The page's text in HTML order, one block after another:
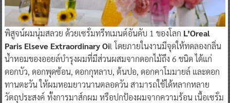
พิสูจน์ผมนุ่มสลวย ด้วยเซรั่มทรีทเมนต์อันดับ 1 ของโลก L’Oreal
Paris Elseve Extraordinary Oil โดยภายในงานมีจุดให้ทดลองกลิ่น
น้ำหอมของออยล์บำรุงผมที่มีส่วนผสมจากดอกไม้ถึง 6 ชนิด ได้แก่
ดอกบัว, ดอกพุดซ้อน, ดอกกุหลาบ, ต้นปอ, ดอกคาโมมายล์ และดอก
ทานตะวัน ให้ผมหอมยาวนานตลอดวัน สามารถใช้ได้หลากหลาย
วัตถุประสงค์ ทั้งการมาส์กผม หรือปกป้องผมจากความร้อน เนื้อเซรั่ม